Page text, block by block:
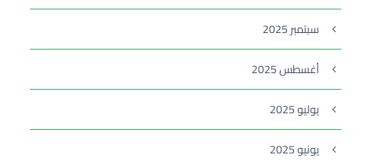
سبتمبر 2025
أغسطس 2025
يوليو 2025
يونيو 2025